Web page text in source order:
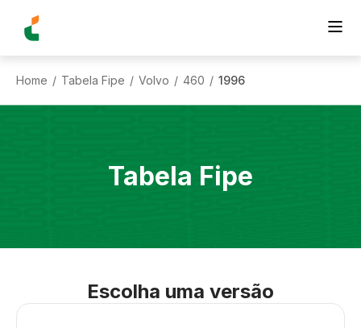
Home / Tabela Fipe / Volvo / 460 / 1996
Tabela Fipe
Escolha uma versão